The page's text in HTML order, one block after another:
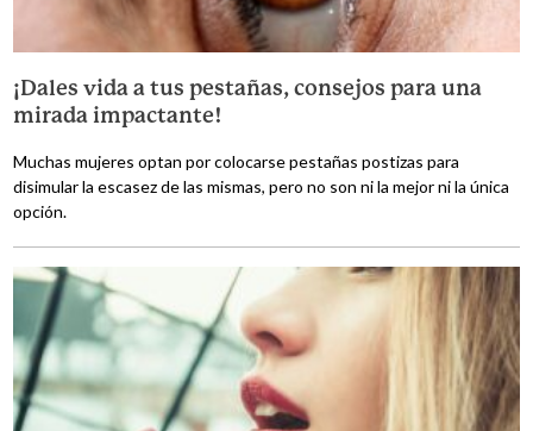
¡Dales vida a tus pestañas, consejos para una
mirada impactante!
Muchas mujeres optan por colocarse pestañas postizas para
disimular la escasez de las mismas, pero no son ni la mejor ni la única
opción.